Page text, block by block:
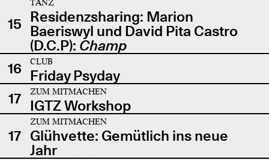
15
TANZ
Residenzsharing: Marion
Baeriswyl und David Pita Castro
(D.C.P): Champ
16
CLUB
Friday Psyday
17
ZUM MITMACHEN
IGTZ Workshop
17
ZUM MITMACHEN
Glühvette: Gemütlich ins neue
Jahr